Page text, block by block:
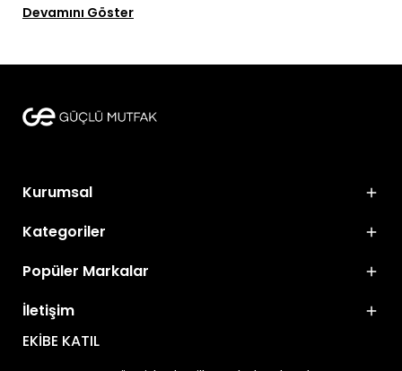
Devamını Göster
Kurumsal
Kategoriler
Popüler Markalar
İletişim
EKİBE KATIL